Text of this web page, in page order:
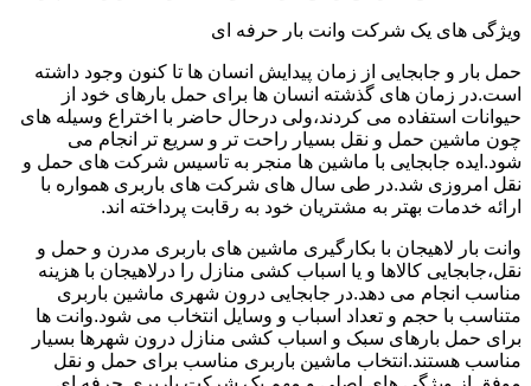
ویژگی های یک شرکت وانت بار حرفه ای
حمل بار و جابجایی از زمان پیدایش انسان ها تا کنون وجود داشته
است.در زمان های گذشته انسان ها برای حمل بارهای خود از
حیوانات استفاده می کردند،ولی درحال حاضر با اختراع وسیله های
چون ماشین حمل و نقل بسیار راحت تر و سریع تر انجام می
شود.ایده جابجایی با ماشین ها منجر به تاسیس شرکت های حمل و
نقل امروزی شد.در طی سال های شرکت های باربری همواره با
ارائه خدمات بهتر به مشتریان خود به رقابت پرداخته اند.
وانت بار لاهیجان با بکارگیری ماشین های باربری مدرن و حمل و
نقل،جابجایی کالاها و یا اسباب کشی منازل را درلاهیجان با هزینه
مناسب انجام می دهد.در جابجایی درون شهری ماشین باربری
متناسب با حجم و تعداد اسباب و وسایل انتخاب می شود.وانت ها
برای حمل بارهای سبک و اسباب کشی منازل درون شهرها بسیار
مناسب هستند.انتخاب ماشین باربری مناسب برای حمل و نقل